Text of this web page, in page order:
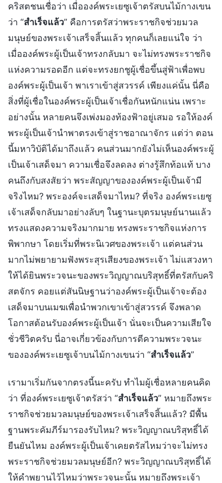
คริสตชนเชื่อว่า เมื่อองค์พระเยซูเจ้าตรัสบนไม้กางเขน
ว่า “สำเร็จแล้ว” คือการตรัสว่าพระราชกิจช่วยมวล
มนุษย์ของพระเจ้าเสร็จสิ้นแล้ว ทุกคนก็เลยแน่ใจ ว่า
เมื่อองค์พระผู้เป็นเจ้าทรงกลับมา จะไม่ทรงพระราชกิจ
แห่งความรอดอีก แต่จะทรงยกชูผู้เชื่อขึ้นสู่ฟ้าเพื่อพบ
องค์พระผู้เป็นเจ้า พาเราเข้าสู่สวรรค์ เพียงแค่นั้น นี่คือ
สิ่งที่ผู้เชื่อในองค์พระผู้เป็นเจ้าเชื่อกันหนักแน่น เพราะ
อย่างนั้น หลายคนจึงเพ่งมองท้องฟ้าอยู่เสมอ รอให้องค์
พระผู้เป็นเจ้านำพาตรงเข้าสู่ราชอาณาจักร แต่ว่า ตอน
นี้มหาวิบัติได้มาถึงแล้ว คนส่วนมากยังไม่เห็นองค์พระผู้
เป็นเจ้าเสด็จมา ความเชื่อจึงลดลง ต่างรู้สึกท้อแท้ บาง
คนถึงกับสงสัยว่า พระสัญญาขององค์พระผู้เป็นเจ้ามี
จริงไหม? พระองค์จะเสด็จมาไหม? ที่จริง องค์พระเยซู
เจ้าเสด็จกลับมาอย่างลับๆ ในฐานะบุตรมนุษย์นานแล้ว
ทรงแสดงความจริงมากมาย ทรงพระราชกิจแห่งการ
พิพากษา โดยเริ่มที่พระนิเวศของพระเจ้า แต่คนส่วน
มากไม่พยายามฟังพระสุรเสียงของพระเจ้า ไม่แสวงหา
ให้ได้ยินพระวจนะของพระวิญญาณบริสุทธิ์ที่ตรัสกับคริ
สตจักร คอยแต่สันนิษฐานว่าองค์พระผู้เป็นเจ้าจะต้อง
เสด็จมาบนเมฆเพื่อนำพวกเขาเข้าสู่สวรรค์ จึงพลาด
โอกาสต้อนรับองค์พระผู้เป็นเจ้า นั่นจะเป็นความเสียใจ
ชั่วชีวิตครับ นี่อาจเกี่ยวข้องกับการตีความพระวจนะ
ขององค์พระเยซูเจ้าบนไม้กางเขนว่า “สำเร็จแล้ว”
เรามาเริ่มกันจากตรงนี้นะครับ ทำไมผู้เชื่อหลายคนคิด
ว่า ที่องค์พระเยซูเจ้าตรัสว่า “สำเร็จแล้ว” หมายถึงพระ
ราชกิจช่วยมวลมนุษย์ของพระเจ้าเสร็จสิ้นแล้ว? มีพื้น
ฐานพระคัมภีร์มารองรับไหม? พระวิญญาณบริสุทธิ์ได้
ยืนยันไหม องค์พระผู้เป็นเจ้าเคยตรัสไหมว่าจะไม่ทรง
พระราชกิจช่วยมวลมนุษย์อีก? พระวิญญาณบริสุทธิ์ได้
ให้คำพยานไว้ไหมว่าพระวจนะนั้น หมายถึงพระเจ้า